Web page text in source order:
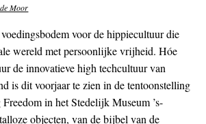
Moor
voor de hippiecultuur die
wereld met persoonlijke vrijheid. Hóe
de innovatieve high techcultuur van
is dit voorjaar te zien in de tentoonstelling
in het Stedelijk Museum ’s-
objecten, van de bijbel van de